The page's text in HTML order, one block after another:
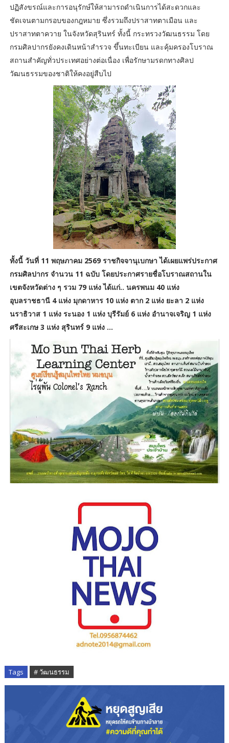
ปฏิสังขรณ์และการอนุรักษ์ให้สามารถดำเนินการได้สะดวกและ
ชัดเจนตามกรอบของกฎหมาย ซึ่งรวมถึงปราสาทตาเมือน และ
ปราสาทตาควาย ในจังหวัดสุรินทร์ ทั้งนี้ กระทรวงวัฒนธรรม โดย
กรมศิลปากรยังคงเดินหน้าสำรวจ ขึ้นทะเบียน และคุ้มครองโบราณ
สถานสำคัญทั่วประเทศอย่างต่อเนื่อง เพื่อรักษามรดกทางศิลป
วัฒนธรรมของชาติให้คงอยู่สืบไป
ทั้งนี้ วันที่ 11 พฤษภาคม 2569 ราชกิจจานุเบกษา ได้เผยแพร่ประกาศ
กรมศิลปากร จำนวน 11 ฉบับ โดยประกาศรายชื่อโบราณสถานใน
เขตจังหวัดต่าง ๆ รวม 79 แห่ง ได้แก่.. นครพนม 40 แห่ง
อุบลราชธานี 4 แห่ง มุกดาหาร 10 แห่ง ตาก 2 แห่ง ยะลา 2 แห่ง
นราธิวาส 1 แห่ง ระนอง 1 แห่ง บุรีรัมย์ 6 แห่ง อำนาจเจริญ 1 แห่ง
ศรีสะเกษ 3 แห่ง สุรินทร์ 9 แห่ง ...
Tags # วัฒนธรรม